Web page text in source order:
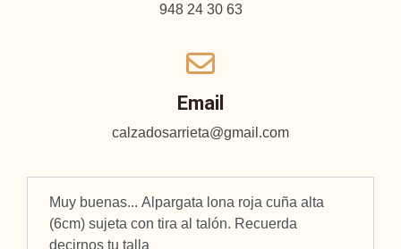
948 24 30 63
Email
calzadosarrieta@gmail.com